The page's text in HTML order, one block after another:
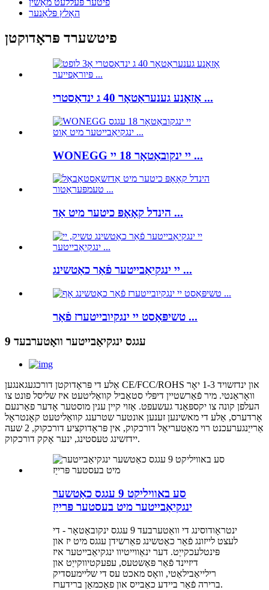
האָלץ פּלאַנער
פיטשערד פּראָדוקטן
אָזאָנע גענעראַטאָר 40 ג ינדאַסטרי ...
WONEGG יי ינקובאַטאָר 18 יי ...
הינדל קאָאָפּ כיטער מיט אַד ...
יי ינגקיאַבייטער פֿאַר כאַטשינג ...
טשיפּאַסט יי ינגקיובייטערז פֿאַר ...
9 עגגס ינגקיאַבייטער וואָטערבעד
אַלע די פּראָדוקטן דורכגעגאנגען CE/FCC/ROHS און ינדזשויד 1-3 יאָר
וואָראַנטי. מיר פֿאַרשטיין דיפּלי סטאַביל קוואַליטעט איז שליסל פונט צו
העלפן קונה צו יקספּאַנד געשעפט. אַזוי קיין ענין מוסטער אָדער פאַרנעם
אָרדערס, אַלע די מאשינען זענען אונטער שטרענג קוואַליטעט קאָנטראָל
אַרייַנגערעכנט רוי מאַטעריאַל דורכקוק, אין פּראָדוקציע דורכקוק, 2 שעה
יידזשינג טעסטינג, ינער אָקק דורכקוק.
סע באוויליקט 9 עגגס כאַטשער
ינגקיאַבייטער מיט בעסטער פּרייַז
ינטראָודוסינג די וואַטערבעד 9 עגגס ינקובאַטאָר - די
לעצט לייזונג פֿאַר כאַטשינג פאַרשידן עגגס מיט יז און
פּינטלעכקייַט. דער ינאַווייטיוו ינגקיאַבייטער איז
דיזיינד פֿאַר פּאַשטעס, עפעקטיווקייַט און
רילייאַבילאַטי, וואָס מאכט עס די שליימעסדיק
ברירה פֿאַר ביידע כאַבייס און פאַכמאַן ברידערז.